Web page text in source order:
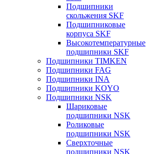
Подшипники
скольжения SKF
Подшипниковые
корпуса SKF
Высокотемпературные
подшипники SKF
Подшипники TIMKEN
Подшипники FAG
Подшипники INA
Подшипники KOYO
Подшипники NSK
Шариковые
подшипники NSK
Роликовые
подшипники NSK
Сверхточные
подшипники NSK